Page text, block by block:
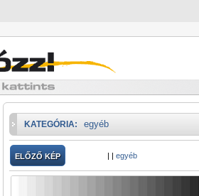
KATEGÓRIA: egyéb
ELŐZŐ KÉP | | egyéb